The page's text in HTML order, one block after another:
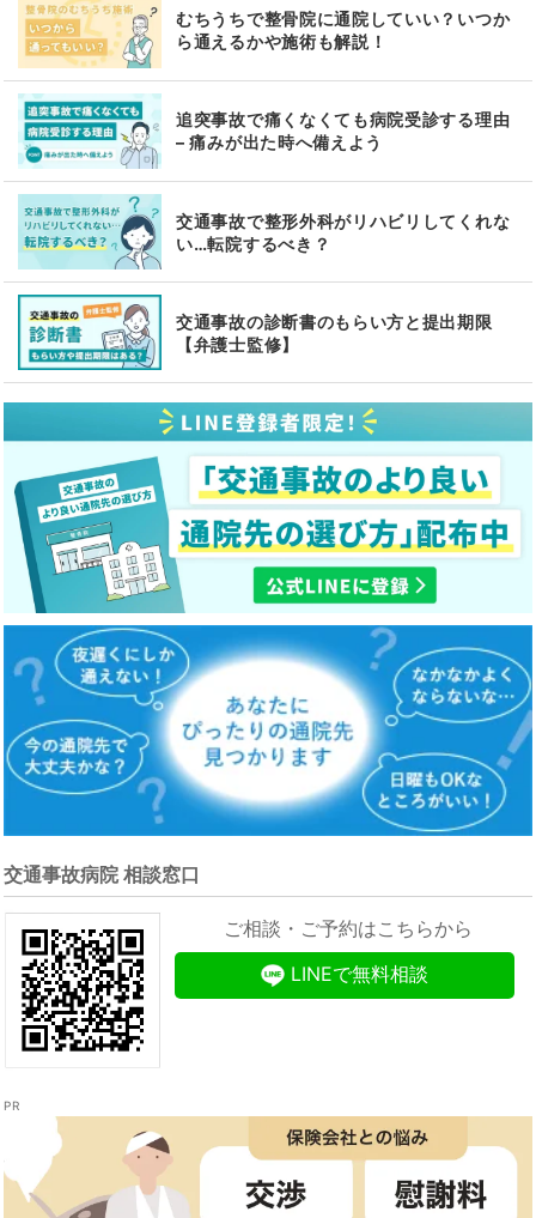
むちうちで整骨院に通院していい？いつか
ら通えるかや施術も解説！
追突事故で痛くなくても病院受診する理由
– 痛みが出た時へ備えよう
交通事故で整形外科がリハビリしてくれな
い…転院するべき？
交通事故の診断書のもらい方と提出期限
【弁護士監修】
交通事故病院 相談窓口
ご相談・ご予約はこちらから
LINEで無料相談